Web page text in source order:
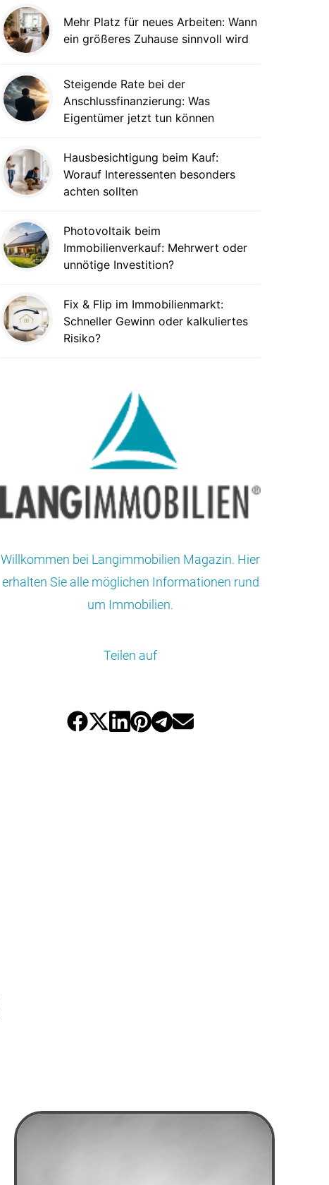
Mehr Platz für neues Arbeiten: Wann
ein größeres Zuhause sinnvoll wird
Steigende Rate bei der
Anschlussfinanzierung: Was
Eigentümer jetzt tun können
Hausbesichtigung beim Kauf:
Worauf Interessenten besonders
achten sollten
Photovoltaik beim
Immobilienverkauf: Mehrwert oder
unnötige Investition?
Fix & Flip im Immobilienmarkt:
Schneller Gewinn oder kalkuliertes
Risiko?
Willkommen bei Langimmobilien Magazin. Hier
erhalten Sie alle möglichen Informationen rund
um Immobilien.
Teilen auf